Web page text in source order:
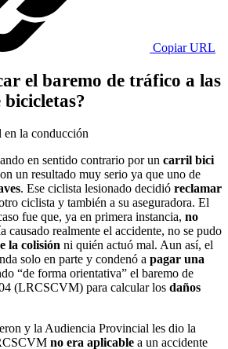
Copiar URL
el baremo de tráfico a las
bicicletas?
en sentido contrario por un carril bici
un resultado muy serio ya que uno de
. Ese ciclista lesionado decidió reclamar
ciclista y también a su aseguradora. El
fue que, ya en primera instancia, no
causado realmente el accidente, no se pudo
la colisión ni quién actuó mal. Aun así, el
solo en parte y condenó a pagar una
“de forma orientativa” el baremo de
(LRCSCVM) para calcular los daños
y la Audiencia Provincial les dio la
no era aplicable a un accidente